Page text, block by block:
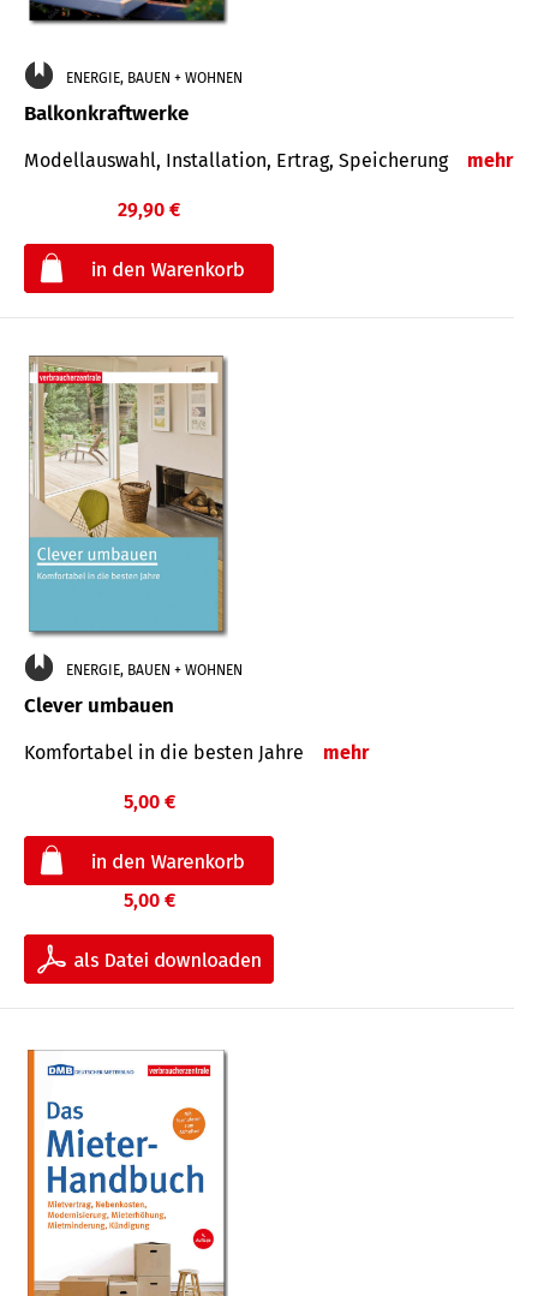
ENERGIE, BAUEN + WOHNEN
Balkonkraftwerke
Modellauswahl, Installation, Ertrag, Speicherung mehr
29,90 €
ENERGIE, BAUEN + WOHNEN
Clever umbauen
Komfortabel in die besten Jahre mehr
5,00 €
5,00 €